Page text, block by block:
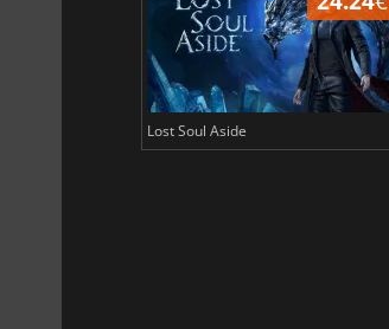
Lost Soul Aside